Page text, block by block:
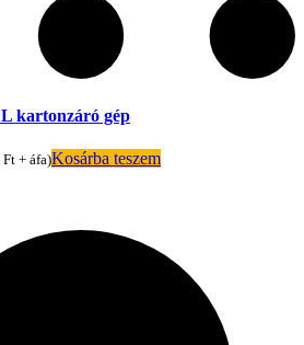
kartonzáró gép
Ft + áfa)Kosárba teszem